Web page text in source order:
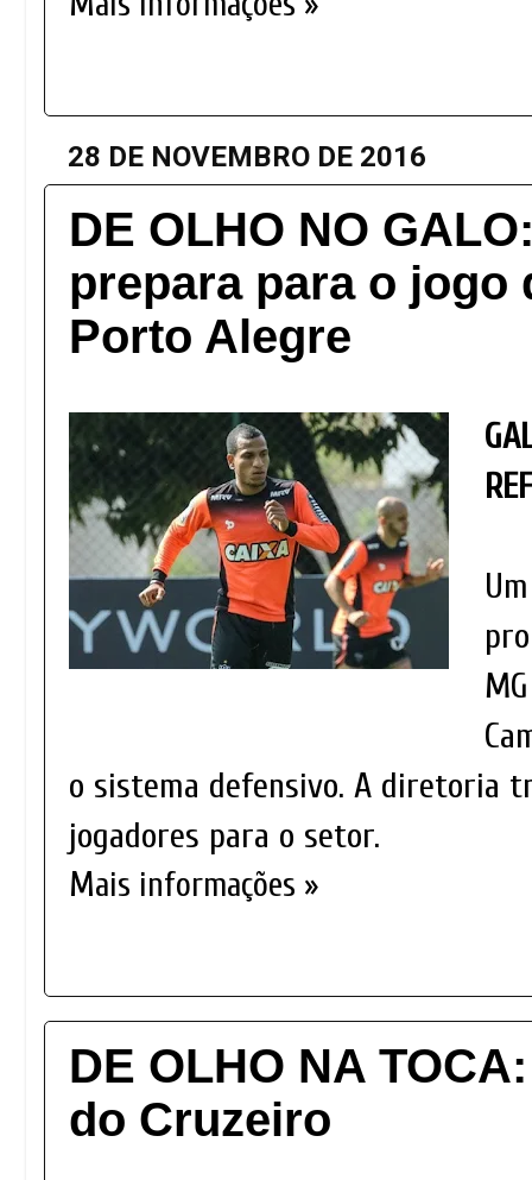
28 DE NOVEMBRO DE 2016
DE OLHO NO
prepara para o jogo
Porto Alegre
o sistema defensivo. A diretoria
jogadores para o setor.
Mais informações »
DE OLHO NA
do Cruzeiro